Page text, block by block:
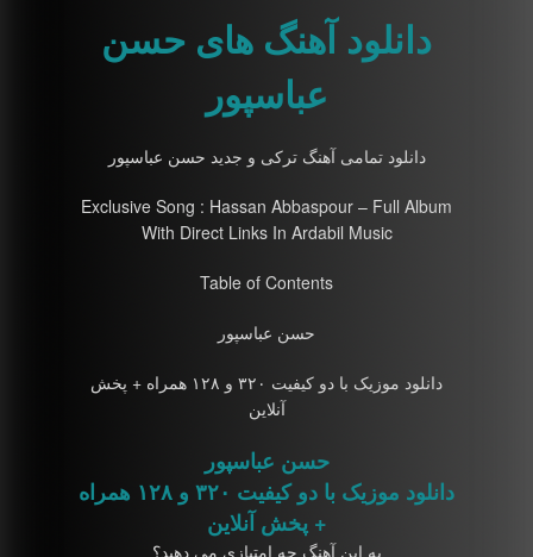
دانلود آهنگ های حسن
عباسپور
دانلود تمامی آهنگ ترکی و جدید حسن عباسپور
Exclusive Song : Hassan Abbaspour – Full Album
With Direct Links In Ardabil Music
Table of Contents
حسن عباسپور
دانلود موزیک با دو کیفیت ۳۲۰ و ۱۲۸ همراه + پخش
آنلاین
حسن عباسپور
دانلود موزیک با دو کیفیت ۳۲۰ و ۱۲۸ همراه
+ پخش آنلاین
به این آهنگ چه امتیازی می دهید؟